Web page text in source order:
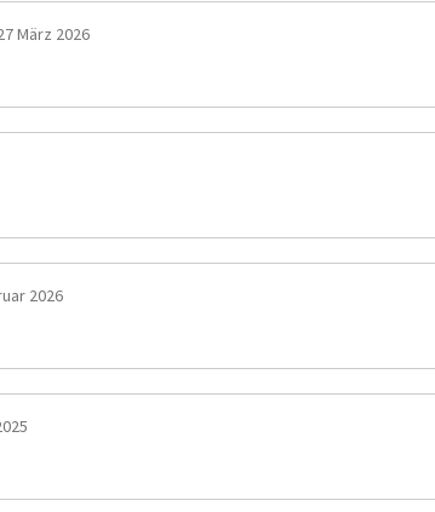
März 2026
2026